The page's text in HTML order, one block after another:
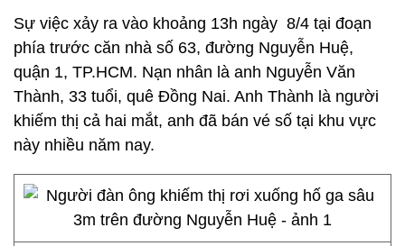
Sự việc xảy ra vào khoảng 13h ngày 8/4 tại đoạn
phía trước căn nhà số 63, đường Nguyễn Huệ,
quận 1, TP.HCM. Nạn nhân là anh Nguyễn Văn
Thành, 33 tuổi, quê Đồng Nai. Anh Thành là người
khiếm thị cả hai mắt, anh đã bán vé số tại khu vực
này nhiều năm nay.